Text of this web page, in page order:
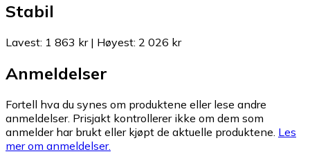
Stabil
Lavest: 1 863 kr| Høyest: 2 026 kr
Anmeldelser
Fortell hva du synes om produktene eller lese andre
anmeldelser. Prisjakt kontrollerer ikke om dem som
anmelder har brukt eller kjøpt de aktuelle produktene. Les
mer om anmeldelser.